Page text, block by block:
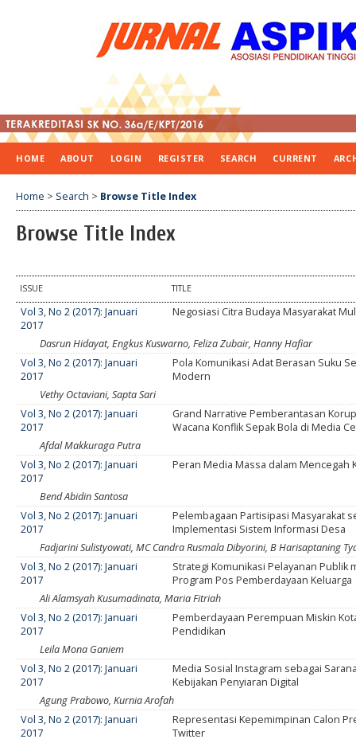
HOME ABOUT LOGIN REGISTER SEARCH CURRENT
Home > Search > Browse Title Index
Browse Title Index
ISSUE TITLE
Vol 3, No 2 (2017): Januari
2017
Negosiasi Citra Budaya Masyarakat
Dasrun Hidayat, Engkus Kuswarno, Feliza Zubair, Hanny Hafiar
Vol 3, No 2 (2017): Januari
2017
Pola Komunikasi Adat Berasan Suku
Modern
Vethy Octaviani, Sapta Sari
Vol 3, No 2 (2017): Januari
2017
Grand Narrative Pemberantasan
Wacana Konflik Sepak Bola di Media
Afdal Makkuraga Putra
Vol 3, No 2 (2017): Januari
2017
Peran Media Massa dalam Mencegah
Bend Abidin Santosa
Vol 3, No 2 (2017): Januari
2017
Pelembagaan Partisipasi Masyarakat
Implementasi Sistem Informasi Desa
Fadjarini Sulistyowati, MC Candra Rusmala Dibyorini, B Harisaptaning
Vol 3, No 2 (2017): Januari
2017
Strategi Komunikasi Pelayanan Publik
Program Pos Pemberdayaan Keluarga
Ali Alamsyah Kusumadinata, Maria Fitriah
Vol 3, No 2 (2017): Januari
2017
Pemberdayaan Perempuan Miskin
Pendidikan
Leila Mona Ganiem
Vol 3, No 2 (2017): Januari
2017
Media Sosial Instagram sebagai
Kebijakan Penyiaran Digital
Agung Prabowo, Kurnia Arofah
Vol 3, No 2 (2017): Januari
2017
Representasi Kepemimpinan Calon
Twitter